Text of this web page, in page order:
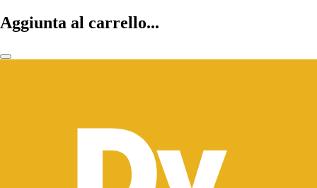
Aggiunta al carrello...